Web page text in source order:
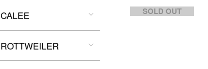
SOLD OUT
CALEE
ROTTWEILER